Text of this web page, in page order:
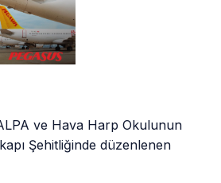
ve Hava Harp Okulunun
Şehitliğinde düzenlenen